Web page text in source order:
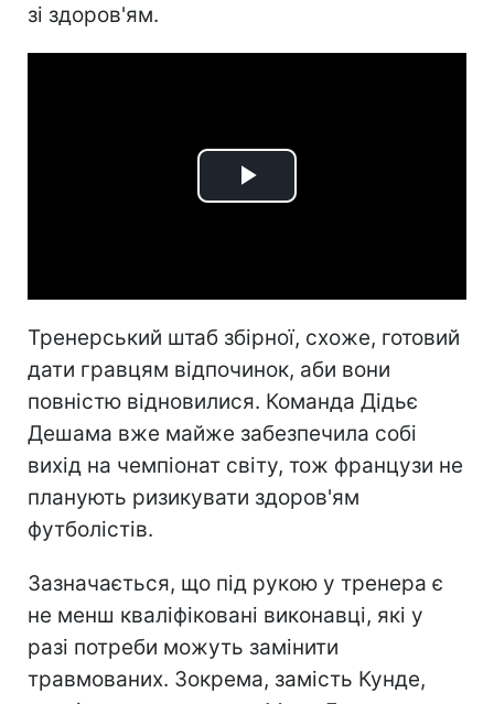
зі здоров'ям.
Play
Тренерський штаб збірної, схоже, готовий
дати гравцям відпочинок, аби вони
повністю відновилися. Команда Дідьє
Дешама вже майже забезпечила собі
вихід на чемпіонат світу, тож французи не
планують ризикувати здоров'ям
футболістів.
Зазначається, що під рукою у тренера є
не менш кваліфіковані виконавці, які у
разі потреби можуть замінити
травмованих. Зокрема, замість Кунде,